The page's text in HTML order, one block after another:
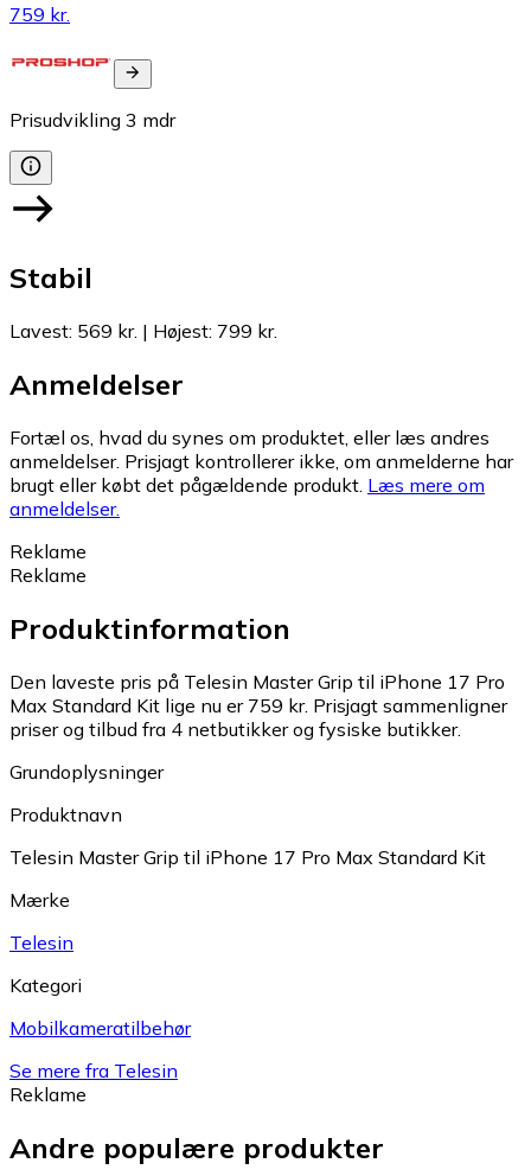
759 kr.
Prisudvikling 3 mdr
Stabil
Lavest: 569 kr. | Højest: 799 kr.
Anmeldelser
Fortæl os, hvad du synes om produktet, eller læs andres
anmeldelser. Prisjagt kontrollerer ikke, om anmelderne har
brugt eller købt det pågældende produkt. Læs mere om
anmeldelser.
Reklame
Reklame
Produktinformation
Den laveste pris på Telesin Master Grip til iPhone 17 Pro
Max Standard Kit lige nu er 759 kr. Prisjagt sammenligner
priser og tilbud fra 4 netbutikker og fysiske butikker.
Grundoplysninger
Produktnavn
Telesin Master Grip til iPhone 17 Pro Max Standard Kit
Mærke
Telesin
Kategori
Mobilkameratilbehør
Se mere fra Telesin
Reklame
Andre populære produkter